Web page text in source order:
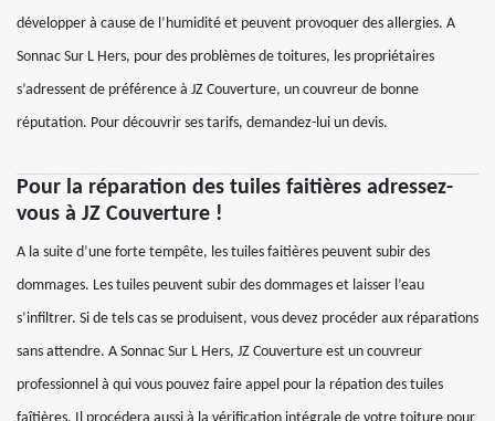
développer à cause de l’humidité et peuvent provoquer des allergies. A
Sonnac Sur L Hers, pour des problèmes de toitures, les propriétaires
s’adressent de préférence à JZ Couverture, un couvreur de bonne
réputation. Pour découvrir ses tarifs, demandez-lui un devis.
Pour la réparation des tuiles faitières adressez-
vous à JZ Couverture !
A la suite d’une forte tempête, les tuiles faitières peuvent subir des
dommages. Les tuiles peuvent subir des dommages et laisser l’eau
s’infiltrer. Si de tels cas se produisent, vous devez procéder aux réparations
sans attendre. A Sonnac Sur L Hers, JZ Couverture est un couvreur
professionnel à qui vous pouvez faire appel pour la répation des tuiles